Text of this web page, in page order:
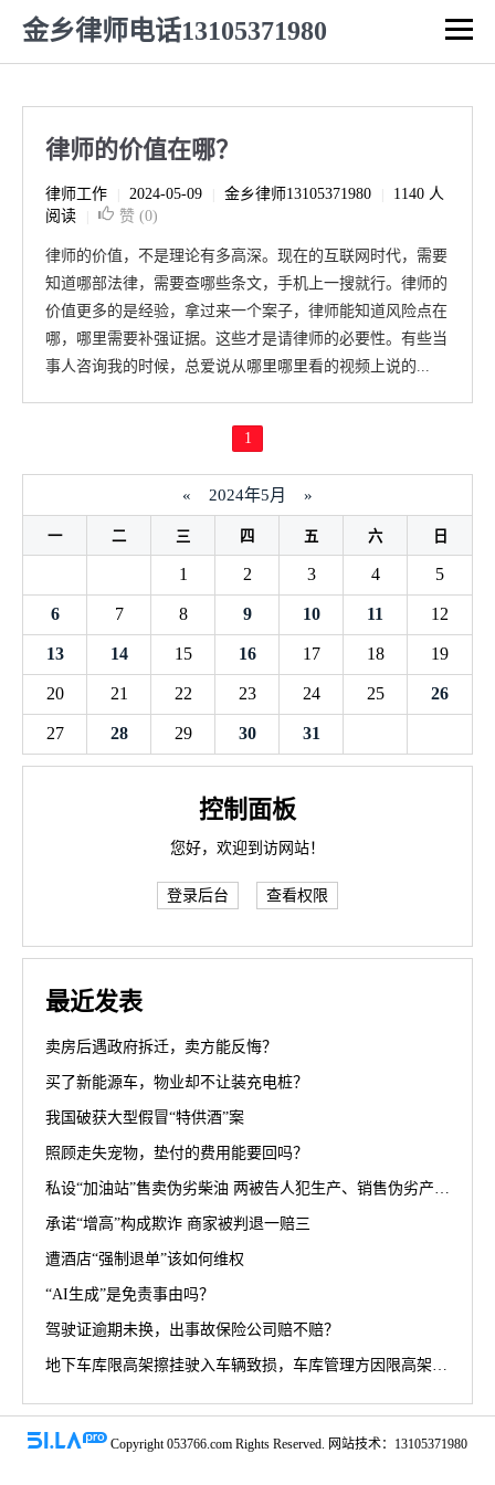
金乡律师电话13105371980
律师的价值在哪？
律师工作 2024-05-09 金乡律师13105371980
1140 人
阅读
赞 (0)
律师的价值，不是理论有多高深。现在的互联网时代，需要
知道哪部法律，需要查哪些条文，手机上一搜就行。律师的
价值更多的是经验，拿过来一个案子，律师能知道风险点在
哪，哪里需要补强证据。这些才是请律师的必要性。有些当
事人咨询我的时候，总爱说从哪里哪里看的视频上说的...
1
« 2024年5月 »
一 二 三 四 五 六 日
1 2 3 4 5
6 7 8 9 10 11 12
13 14 15 16 17 18 19
20 21 22 23 24 25 26
27 28 29 30 31
控制面板
您好，欢迎到访网站！
登录后台 查看权限
最近发表
卖房后遇政府拆迁，卖方能反悔？
买了新能源车，物业却不让装充电桩？
我国破获大型假冒“特供酒”案
照顾走失宠物，垫付的费用能要回吗？
私设“加油站”售卖伪劣柴油 两被告人犯生产、销售伪劣产品罪获刑罚
承诺“增高”构成欺诈 商家被判退一赔三
遭酒店“强制退单”该如何维权
“AI生成”是免责事由吗？
驾驶证逾期未换，出事故保险公司赔不赔？
地下车库限高架擦挂驶入车辆致损，车库管理方因限高架设置高度不符合规范被判担责70%
Copyright 053766.com Rights Reserved. 网站技术：13105371980